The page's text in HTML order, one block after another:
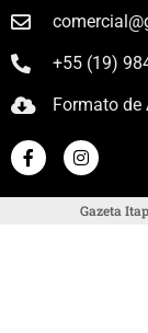
+55 (19)
Formato de
Gazeta